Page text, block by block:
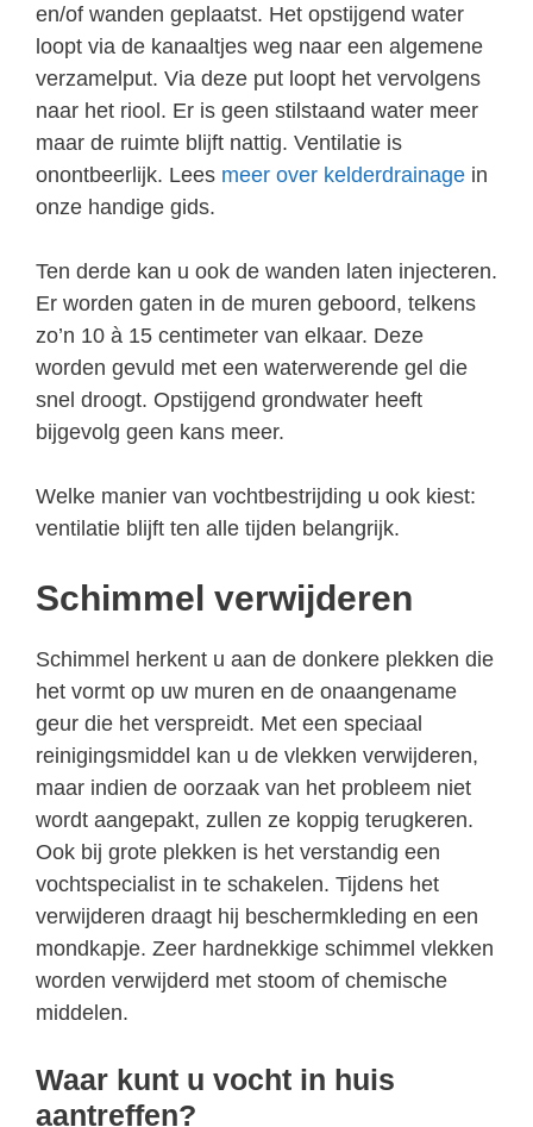
en/of wanden geplaatst. Het opstijgend water
loopt via de kanaaltjes weg naar een algemene
verzamelput. Via deze put loopt het vervolgens
naar het riool. Er is geen stilstaand water meer
maar de ruimte blijft nattig. Ventilatie is
onontbeerlijk. Lees meer over kelderdrainage in
onze handige gids.
Ten derde kan u ook de wanden laten injecteren.
Er worden gaten in de muren geboord, telkens
zo’n 10 à 15 centimeter van elkaar. Deze
worden gevuld met een waterwerende gel die
snel droogt. Opstijgend grondwater heeft
bijgevolg geen kans meer.
Welke manier van vochtbestrijding u ook kiest:
ventilatie blijft ten alle tijden belangrijk.
Schimmel verwijderen
Schimmel herkent u aan de donkere plekken die
het vormt op uw muren en de onaangename
geur die het verspreidt. Met een speciaal
reinigingsmiddel kan u de vlekken verwijderen,
maar indien de oorzaak van het probleem niet
wordt aangepakt, zullen ze koppig terugkeren.
Ook bij grote plekken is het verstandig een
vochtspecialist in te schakelen. Tijdens het
verwijderen draagt hij beschermkleding en een
mondkapje. Zeer hardnekkige schimmel vlekken
worden verwijderd met stoom of chemische
middelen.
Waar kunt u vocht in huis
aantreffen?